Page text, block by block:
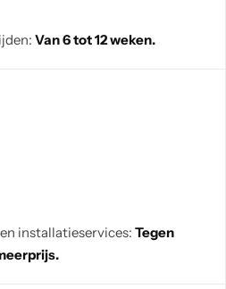
Van 6 tot 12 weken.
installatieservices: Tegen